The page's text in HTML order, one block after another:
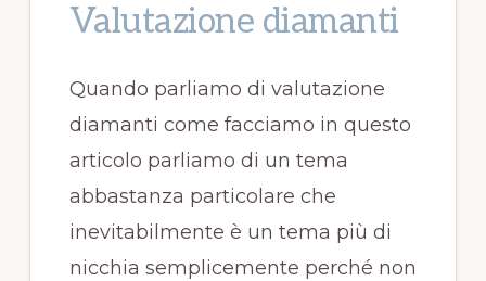
Valutazione diamanti
Quando parliamo di valutazione
diamanti come facciamo in questo
articolo parliamo di un tema
abbastanza particolare che
inevitabilmente è un tema più di
nicchia semplicemente perché non